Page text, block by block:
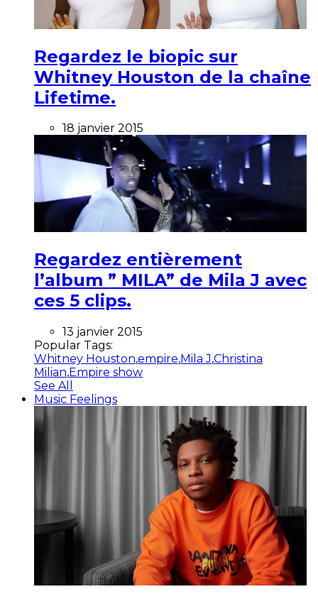
Regardez le biopic sur
Whitney Houston de la chaîne
Lifetime.
18 janvier 2015
Regardez entièrement
l’album ” MILA” de Mila J avec
ces 5 clips.
13 janvier 2015
Popular Tags:
Whitney Houston,empire,Mila J,Christina
Milian,Empire show
See All
Music Feelings